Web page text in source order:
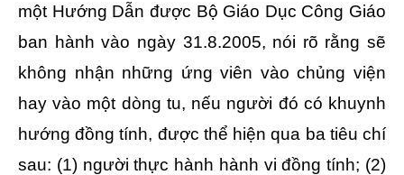
một Hướng Dẫn được Bộ Giáo Dục Công Giáo
ban hành vào ngày 31.8.2005, nói rõ rằng sẽ
không nhận những ứng viên vào chủng viện
hay vào một dòng tu, nếu người đó có khuynh
hướng đồng tính, được thể hiện qua ba tiêu chí
sau: (1) người thực hành hành vi đồng tính; (2)